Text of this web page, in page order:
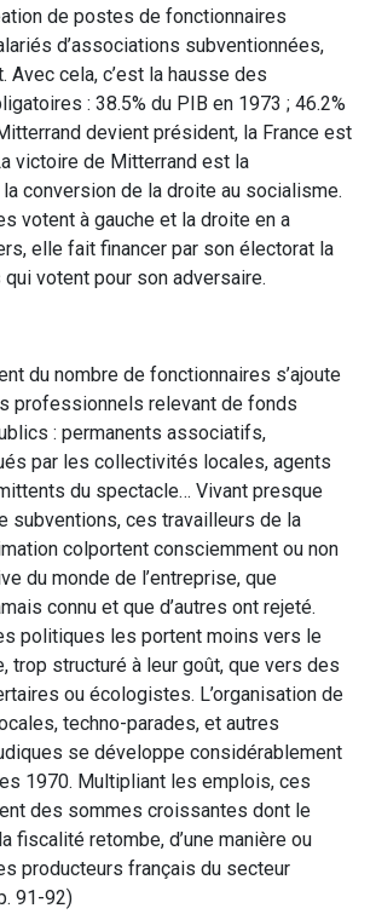
de postes de fonctionnaires
d’associations subventionnées,
Avec cela, c’est la hausse des
: 38.5% du PIB en 1973 ; 46.2%
devient président, la France est
victoire de Mitterrand est la
conversion de la droite au socialisme.
votent à gauche et la droite en a
elle fait financer par son électorat la
qui votent pour son adversaire.
du nombre de fonctionnaires s’ajoute
professionnels relevant de fonds
: permanents associatifs,
par les collectivités locales, agents
du spectacle… Vivant presque
subventions, ces travailleurs de la
colportent consciemment ou non
du monde de l’entreprise, que
connu et que d’autres ont rejeté.
politiques les portent moins vers le
trop structuré à leur goût, que vers des
ou écologistes. L’organisation de
techno-parades, et autres
se développe considérablement
1970. Multipliant les emplois, ces
des sommes croissantes dont le
fiscalité retombe, d’une manière ou
producteurs français du secteur
91-92)